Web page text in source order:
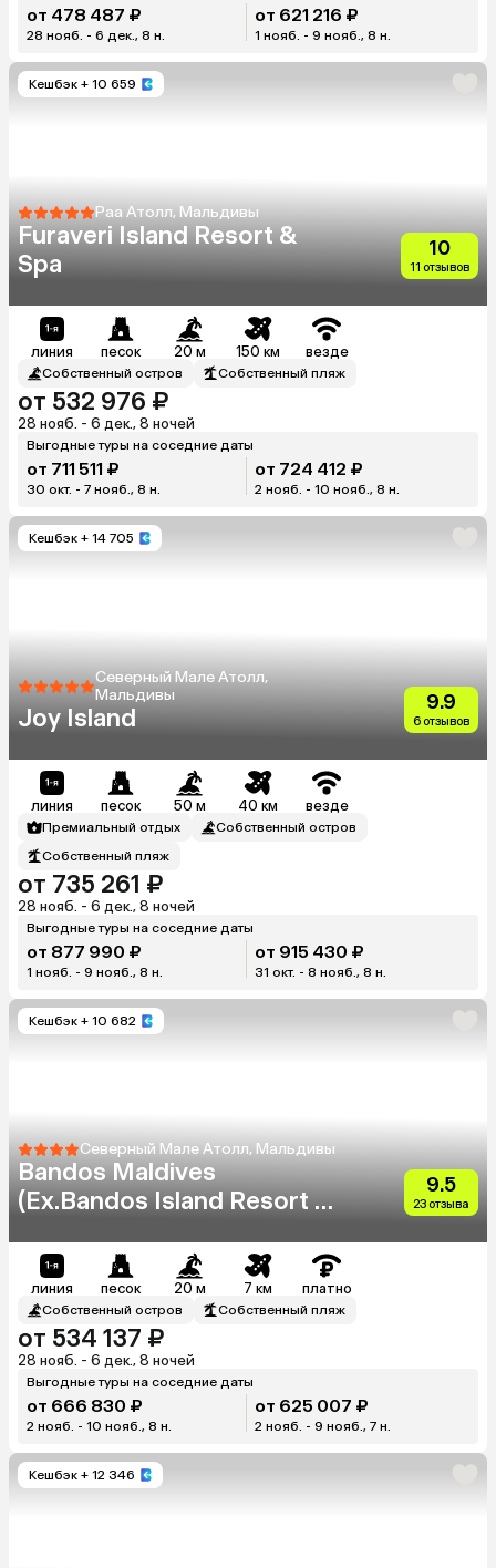
от 478 487 ₽
28 нояб. - 6 дек., 8 н.
от 621 216 ₽
1 нояб. - 9 нояб., 8 н.
Кешбэк + 10 659
Раа Атолл, Мальдивы
Furaveri Island Resort &
Spa
10
11 отзывов
линия песок 20 м 150 км везде
Собственный остров Собственный пляж
от 532 976 ₽
28 нояб. - 6 дек., 8 ночей
Выгодные туры на соседние даты
от 711 511 ₽
30 окт. - 7 нояб., 8 н.
от 724 412 ₽
2 нояб. - 10 нояб., 8 н.
Кешбэк + 14 705
Северный Мале Атолл,
Мальдивы
Joy Island
9.9
6 отзывов
линия песок 50 м 40 км везде
Премиальный отдых
Собственный остров
Собственный пляж
от 735 261 ₽
28 нояб. - 6 дек., 8 ночей
Выгодные туры на соседние даты
от 877 990 ₽
1 нояб. - 9 нояб., 8 н.
от 915 430 ₽
31 окт. - 8 нояб., 8 н.
Кешбэк + 10 682
Северный Мале Атолл, Мальдивы
Bandos Maldives
(Ex.Bandos Island Resort &
9.5
23 отзыва
линия песок 20 м 7 км платно
Собственный остров Собственный пляж
от 534 137 ₽
28 нояб. - 6 дек., 8 ночей
Выгодные туры на соседние даты
от 666 830 ₽
2 нояб. - 10 нояб., 8 н.
от 625 007 ₽
2 нояб. - 9 нояб., 7 н.
Кешбэк + 12 346